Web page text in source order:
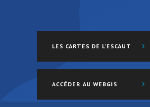
LES CARTES DE L’ESCAUT
ACCÉDER AU WEBGIS